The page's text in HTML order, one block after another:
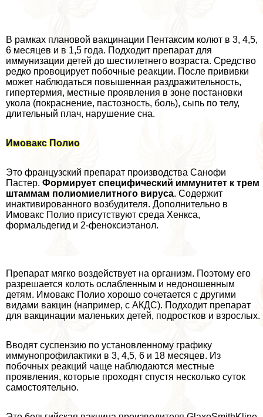
В рамках плановой вакцинации Пентаксим колют в 3, 4,5,
6 месяцев и в 1,5 года. Подходит препарат для
иммунизации детей до шестилетнего возраста. Средство
редко провоцирует побочные реакции. После прививки
может наблюдаться повышенная раздражительность,
гипертермия, местные проявления в зоне постановки
укола (покраснение, пастозность, боль), сыпь по телу,
длительный плач, нарушение сна.
Имовакс Полио
Это французский препарат производства Санофи
Пастер. Формирует специфический иммунитет к трем
штаммам полиомиелитного вируса. Содержит
инактивированного возбудителя. Дополнительно в
Имовакс Полио присутствуют среда Хенкса,
формальдегид и 2-феноксиэтанол.
Препарат мягко воздействует на организм. Поэтому его
разрешается колоть ослабленным и недоношенным
детям. Имовакс Полио хорошо сочетается с другими
видами вакцин (например, с АКДС). Подходит препарат
для вакцинации маленьких детей, подростков и взрослых.
Вводят суспензию по установленному графику
иммунопрофилактики в 3, 4,5, 6 и 18 месяцев. Из
побочных реакций чаще наблюдаются местные
проявления, которые проходят спустя несколько суток
самостоятельно.